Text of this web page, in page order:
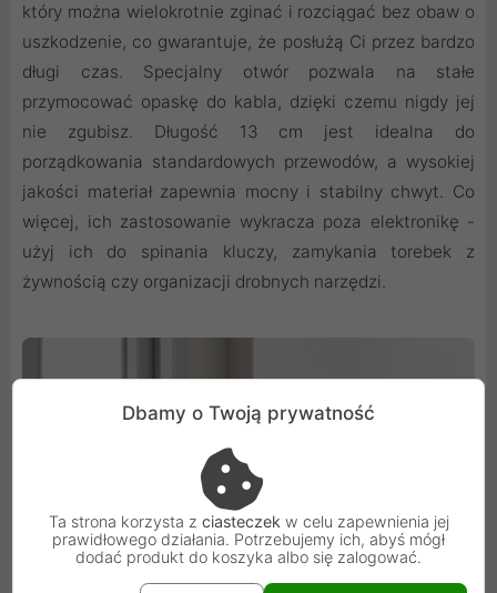
który można wielokrotnie zginać i rozciągać bez obaw o
uszkodzenie, co gwarantuje, że posłużą Ci przez bardzo
długi czas. Specjalny otwór pozwala na stałe
przymocować opaskę do kabla, dzięki czemu nigdy jej
nie zgubisz. Długość 13 cm jest idealna do
porządkowania standardowych przewodów, a wysokiej
jakości materiał zapewnia mocny i stabilny chwyt. Co
więcej, ich zastosowanie wykracza poza elektronikę -
użyj ich do spinania kluczy, zamykania torebek z
żywnością czy organizacji drobnych narzędzi.
Dbamy o Twoją prywatność
Ta strona korzysta z ciasteczek w celu zapewnienia jej
prawidłowego działania. Potrzebujemy ich, abyś mógł
dodać produkt do koszyka albo się zalogować.